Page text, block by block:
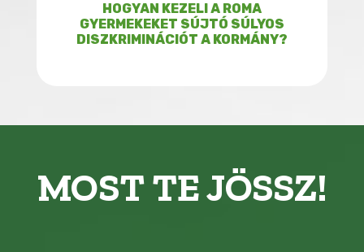
HOGYAN KEZELI A ROMA
GYERMEKEKET SÚJTÓ SÚLYOS
DISZKRIMINÁCIÓT A KORMÁNY?
MOST TE JÖSSZ!